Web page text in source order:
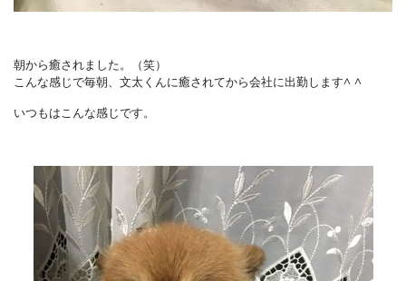
朝から癒されました。（笑）
こんな感じで毎朝、文太くんに癒されてから会社に出勤します^ ^
いつもはこんな感じです。